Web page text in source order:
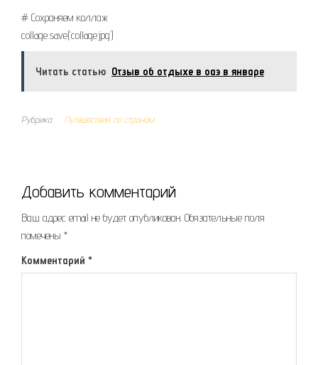
# Сохраняем коллаж
collage.save(‘collage.jpg’)
Читать статью Отзыв об отдыхе в оаэ в январе
Рубрика Путешествия по странам
Добавить комментарий
Ваш адрес email не будет опубликован. Обязательные поля
помечены *
Комментарий *